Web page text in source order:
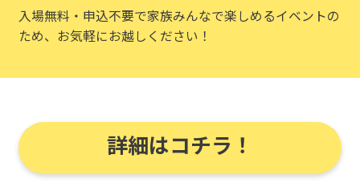
入場無料・申込不要で家族みんなで楽しめるイベントの
ため、お気軽にお越しください！
詳細はコチラ！